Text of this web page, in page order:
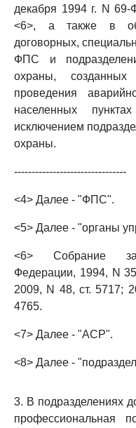
декабря 1994 г. N
<6>, а также в
договорных,
ФПС и
охраны,
проведения
населенных
исключением
охраны.
--------------------------------
<4> Далее - "ФПС".
<5> Далее - "органы
<6> Собрание
Федерации, 1994, N
2009, N 48, ст. 5717;
4765.
<7> Далее - "АСР".
<8> Далее -
3. В подразделениях
профессиональная